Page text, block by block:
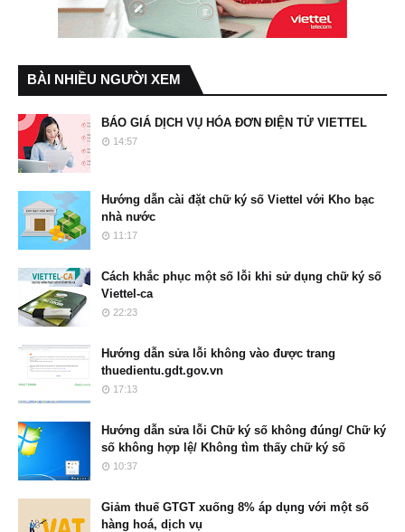
BÀI NHIỀU NGƯỜI XEM
BÁO GIÁ DỊCH VỤ HÓA ĐƠN ĐIỆN TỬ VIETTEL
14:57
Hướng dẫn cài đặt chữ ký số Viettel với Kho bạc
nhà nước
11:17
Cách khắc phục một số lỗi khi sử dụng chữ ký số
Viettel-ca
22:23
Hướng dẫn sửa lỗi không vào được trang
thuedientu.gdt.gov.vn
17:13
Hướng dẫn sửa lỗi Chữ ký số không đúng/ Chữ ký
số không hợp lệ/ Không tìm thấy chữ ký số
10:37
Giảm thuế GTGT xuống 8% áp dụng với một số
hàng hoá, dịch vụ